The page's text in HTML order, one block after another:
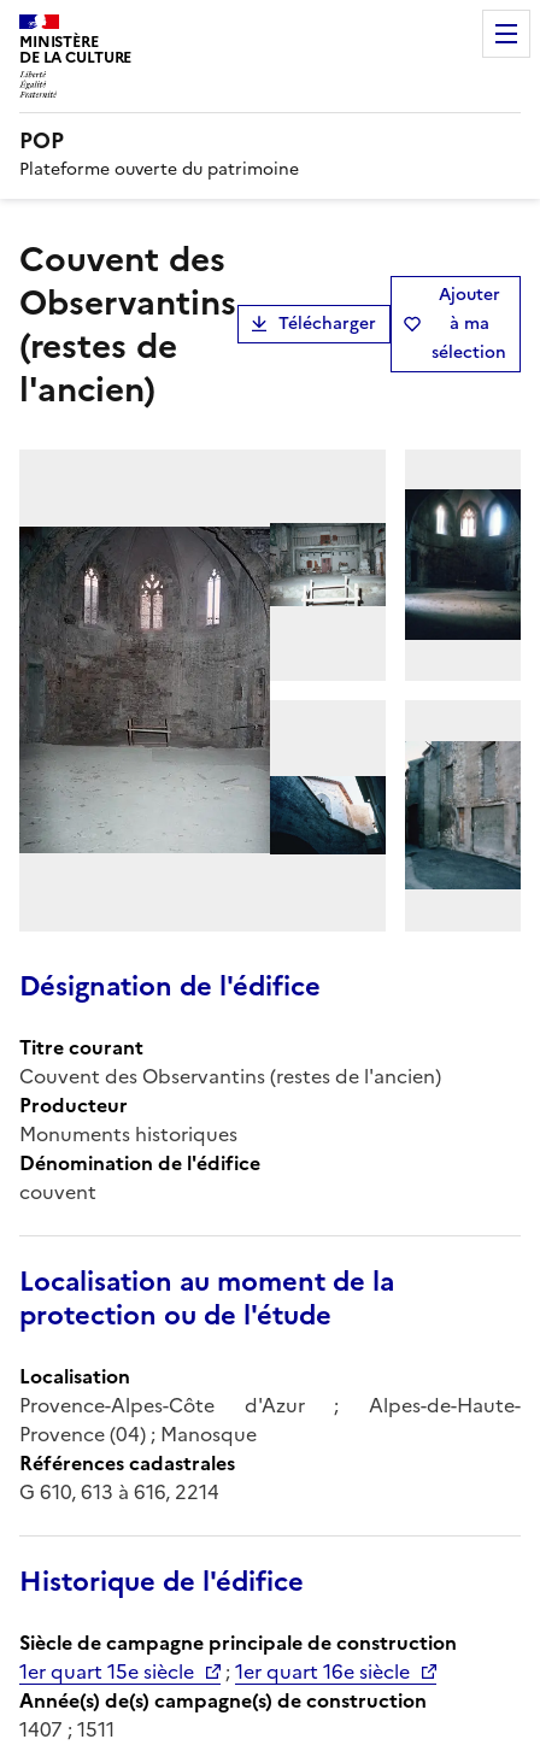
MINISTÈRE
DE LA CULTURE
POP
Plateforme ouverte du patrimoine
Couvent des
Observantins
(restes de
l'ancien)
Télécharger
Ajouter
à ma
sélection
Désignation de l'édifice
Titre courant
Couvent des Observantins (restes de l'ancien)
Producteur
Monuments historiques
Dénomination de l'édifice
couvent
Localisation au moment de la
protection ou de l'étude
Localisation
Provence-Alpes-Côte d'Azur ; Alpes-de-Haute-
Provence (04) ; Manosque
Références cadastrales
G 610, 613 à 616, 2214
Historique de l'édifice
Siècle de campagne principale de construction
1er quart 15e siècle
;1er quart 16e siècle
Année(s) de(s) campagne(s) de construction
1407 ; 1511